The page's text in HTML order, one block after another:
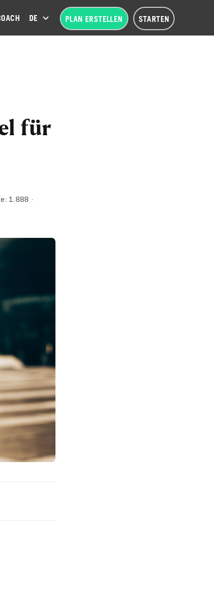
DEUTSCH (DE)PLAN ERSTELLEN STARTEN
für
1.888 ·